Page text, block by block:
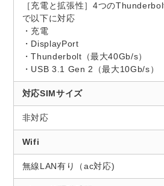
［充電と拡張性］4つの
で以下に対応
・充電
・DisplayPort
・Thunderbolt（最大40Gb/s）
・USB 3.1 Gen 2（最大10Gb/s）
対応SIMサイズ
非対応
Wifi
無線LAN有り（ac対応)